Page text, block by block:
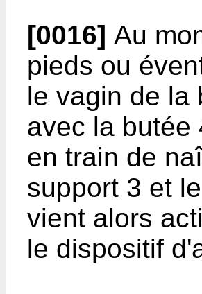
[0016] Au
pieds ou
le vagin de la
avec la butée
en train de
support 3 et
vient alors
le dispositif